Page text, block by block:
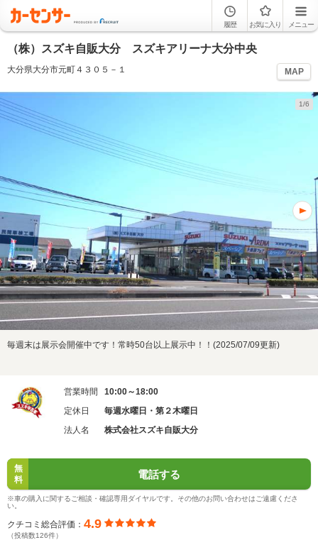
履歴 お気に入り メニュー
（株）スズキ自販大分 スズキアリーナ大分中央
大分県大分市元町４３０５－１ MAP
1/6
毎週末は展示会開催中です！常時50台以上展示中！！(2025/07/09更新)
営業時間
10:00～18:00
定休日
毎週水曜日・第２木曜日
法人名
株式会社スズキ自販大分
無
料
電話する
※車の購入に関するご相談・確認専用ダイヤルです。その他のお問い合わせはご遠慮くださ
い。
クチコミ総合評価： 4.9
（投稿数126件）